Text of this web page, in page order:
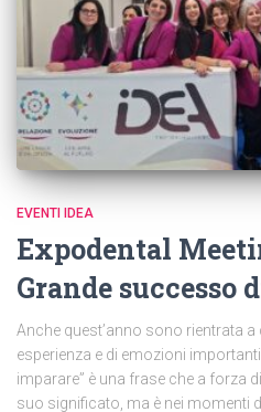
EVENTI IDEA
Expodental
Grande successo
Anche quest’anno sono rientrata
esperienza e di emozioni
imparare” è una frase che a forza
suo significato, ma è nei momenti